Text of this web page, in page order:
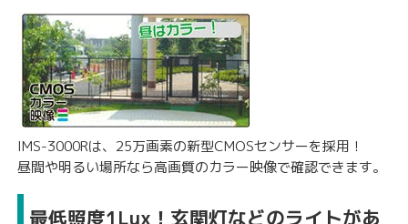
IMS-3000Rは、25万画素の新型CMOSセンサーを採用！
昼間や明るい場所なら高画質のカラー映像で確認できます。
最低照度1Lux！玄関灯などのライトがあ